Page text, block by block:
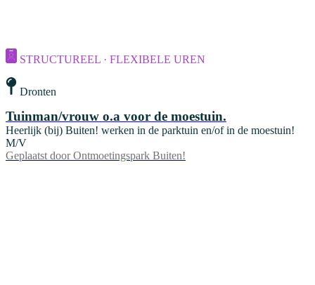
STRUCTUREEL · FLEXIBELE UREN
Dronten
Tuinman/vrouw o.a voor de moestuin.
Heerlijk (bij) Buiten! werken in de parktuin en/of in de moestuin!
M/V
Geplaatst door Ontmoetingspark Buiten!